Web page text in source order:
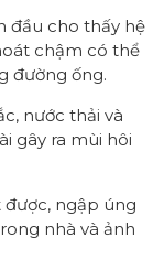
đầu cho thấy hệ
chậm có thể
đường ống.
nước thải và
gây ra mùi hôi
ngập úng
nhà và ảnh